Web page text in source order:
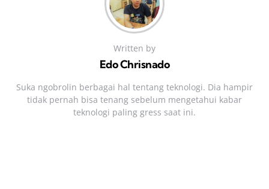
Written by
Edo Chrisnado
Suka ngobrolin berbagai hal tentang teknologi. Dia hampir
tidak pernah bisa tenang sebelum mengetahui kabar
teknologi paling gress saat ini.